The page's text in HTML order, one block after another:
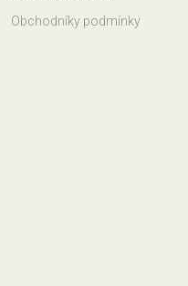
Obchodníky podmínky